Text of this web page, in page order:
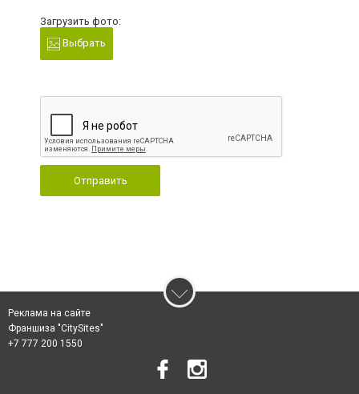
Загрузить фото:
Выбрать
Отправить
Реклама на сайте
Франшиза "CitySites"
+7 777 200 1550